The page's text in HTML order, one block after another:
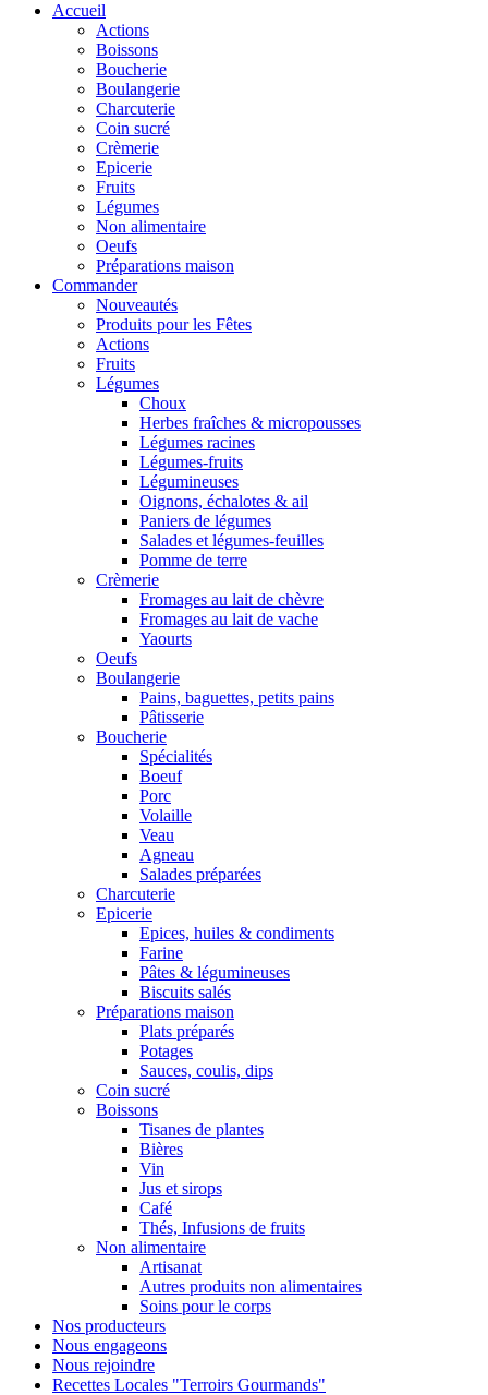
Accueil
Actions
Boissons
Boucherie
Boulangerie
Charcuterie
Coin sucré
Crèmerie
Epicerie
Fruits
Légumes
Non alimentaire
Oeufs
Préparations maison
Commander
Nouveautés
Produits pour les Fêtes
Actions
Fruits
Légumes
Choux
Herbes fraîches & micropousses
Légumes racines
Légumes-fruits
Légumineuses
Oignons, échalotes & ail
Paniers de légumes
Salades et légumes-feuilles
Pomme de terre
Crèmerie
Fromages au lait de chèvre
Fromages au lait de vache
Yaourts
Oeufs
Boulangerie
Pains, baguettes, petits pains
Pâtisserie
Boucherie
Spécialités
Boeuf
Porc
Volaille
Veau
Agneau
Salades préparées
Charcuterie
Epicerie
Epices, huiles & condiments
Farine
Pâtes & légumineuses
Biscuits salés
Préparations maison
Plats préparés
Potages
Sauces, coulis, dips
Coin sucré
Boissons
Tisanes de plantes
Bières
Vin
Jus et sirops
Café
Thés, Infusions de fruits
Non alimentaire
Artisanat
Autres produits non alimentaires
Soins pour le corps
Nos producteurs
Nous engageons
Nous rejoindre
Recettes Locales "Terroirs Gourmands"